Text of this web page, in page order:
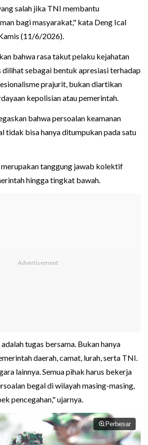
salah jika TNI membantu
bagi masyarakat," kata Deng Ical
(11/6/2026).
bahwa rasa takut pelaku kejahatan
sebagai bentuk apresiasi terhadap
prajurit, bukan diartikan
kepolisian atau pemerintah.
bahwa persoalan keamanan
tidak bisa hanya ditumpukan pada satu
tanggung jawab kolektif
hingga tingkat bawah.
tugas bersama. Bukan hanya
daerah, camat, lurah, serta TNI.
lainnya. Semua pihak harus bekerja
begal di wilayah masing-masing,
pencegahan," ujarnya.
Perbesar